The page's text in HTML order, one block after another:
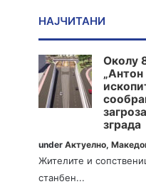
НАЈЧИТАНИ
Околу
„Антон
зграда
underАктуелно,
Жителите и
станбен...